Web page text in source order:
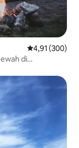
Nilai rata-rata
4,91 (300)
di